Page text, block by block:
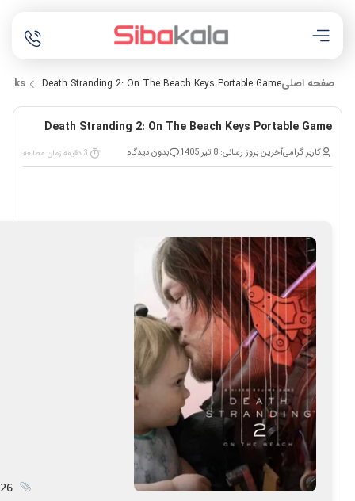
صفحه اصلیDeath Stranding 2: On The Beach Keys Portable Game
Death Stranding 2: On The Beach Keys Portable Game
کاربر گرامیآخرین بروز رسانی: 8 تیر 1405 بدون دیدگاه 3 دقیقه زمان مطالعه